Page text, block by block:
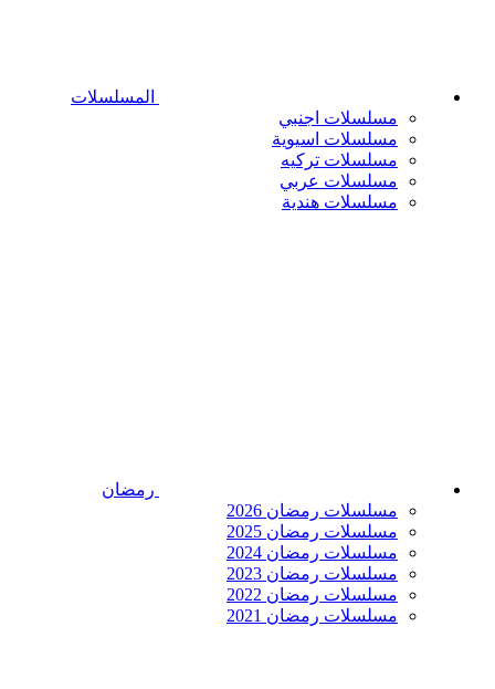
المسلسلات
مسلسلات اجنبي
مسلسلات اسيوية
مسلسلات تركيه
مسلسلات عربي
مسلسلات هندية
رمضان
مسلسلات رمضان 2026
مسلسلات رمضان 2025
مسلسلات رمضان 2024
مسلسلات رمضان 2023
مسلسلات رمضان 2022
مسلسلات رمضان 2021